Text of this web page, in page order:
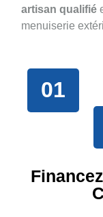
artisan qualifié
menuiserie
01